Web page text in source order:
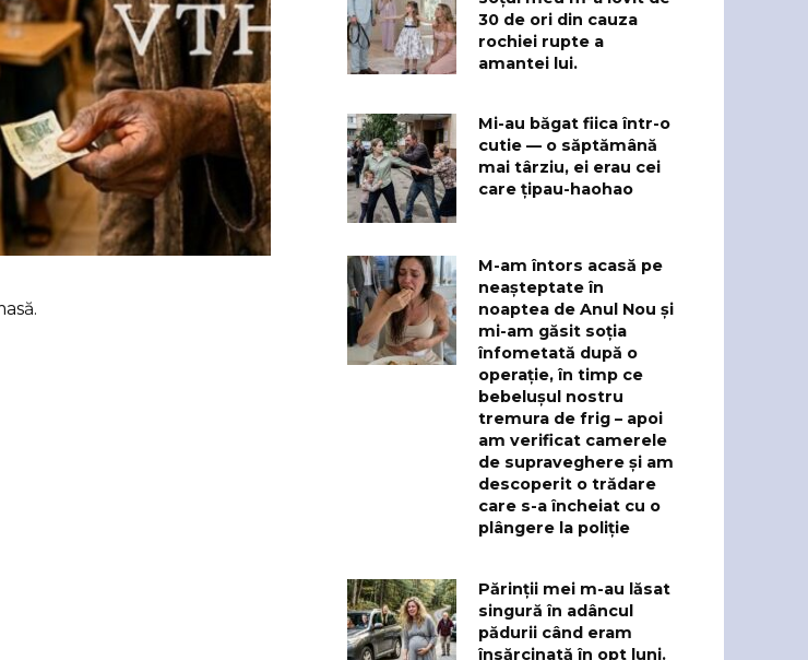
30 de ori din cauza
rochiei rupte a
amantei lui.
Mi-au băgat fiica într-o
cutie — o săptămână
mai târziu, ei erau cei
care țipau-haohao
M-am întors acasă pe
neașteptate în
noaptea de Anul Nou și
mi-am găsit soția
înfometată după o
operație, în timp ce
bebelușul nostru
tremura de frig – apoi
am verificat camerele
de supraveghere și am
descoperit o trădare
care s-a încheiat cu o
plângere la poliție
Părinții mei m-au lăsat
singură în adâncul
pădurii când eram
însărcinată în opt luni.